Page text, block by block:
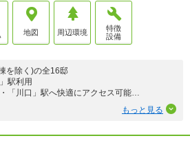
地図 周辺環境
特徴
設備
を除く)の全16邸
駅利用
「川口」駅へ快適にアクセス可能
コミュニティパスが映える配棟計画
アスタイル
もっと見る